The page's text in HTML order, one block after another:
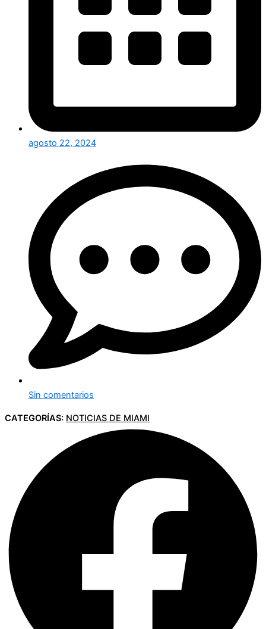
agosto 22, 2024
Sin comentarios
CATEGORÍAS: NOTICIAS DE MIAMI